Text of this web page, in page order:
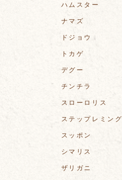
ハムスター
ナマズ
ドジョウ
トカゲ
デグー
チンチラ
スローロリス
ステップレミング
スッポン
シマリス
ザリガニ